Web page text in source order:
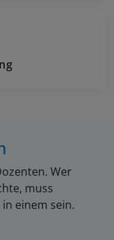
Wer
muss
einem sein.